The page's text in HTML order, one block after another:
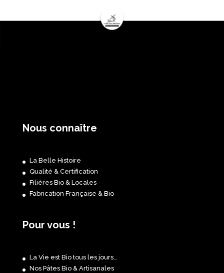
Nous connaître
La Belle Histoire
Qualité & Certification
Filières Bio & Locales
Fabrication Française & Bio
Pour vous !
La Vie est Bio tous les jours…
Nos Pâtes Bio & Artisanales